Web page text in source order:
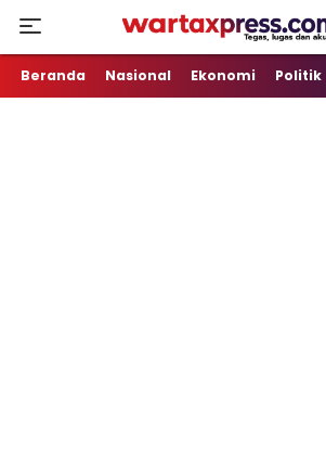
WartaXpress
Tegas, Lugas dan Akurat
Beranda Nasional Ekonomi Politik